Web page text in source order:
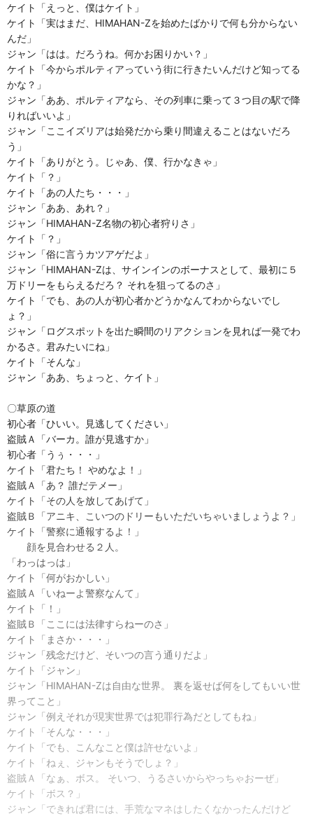
ケイト「えっと、僕はケイト」
ケイト「実はまだ、HIMAHAN-Zを始めたばかりで何も分からない
んだ」
ジャン「はは。だろうね。何かお困りかい？」
ケイト「今からポルティアっていう街に行きたいんだけど知ってる
かな？」
ジャン「ああ、ポルティアなら、その列車に乗って３つ目の駅で降
りればいいよ」
ジャン「ここイズリアは始発だから乗り間違えることはないだろ
う」
ケイト「ありがとう。じゃあ、僕、行かなきゃ」
ケイト「？」
ケイト「あの人たち・・・」
ジャン「ああ、あれ？」
ジャン「HIMAHAN-Z名物の初心者狩りさ」
ケイト「？」
ジャン「俗に言うカツアゲだよ」
ジャン「HIMAHAN-Zは、サインインのボーナスとして、最初に５
万ドリーをもらえるだろ？ それを狙ってるのさ」
ケイト「でも、あの人が初心者かどうかなんてわからないでし
ょ？」
ジャン「ログスポットを出た瞬間のリアクションを見れば一発でわ
かるさ。君みたいにね」
ケイト「そんな」
ジャン「ああ、ちょっと、ケイト」
〇草原の道
初心者「ひいい。見逃してください」
盗賊Ａ「バーカ。誰が見逃すか」
初心者「うぅ・・・」
ケイト「君たち！ やめなよ！」
盗賊Ａ「あ？ 誰だテメー」
ケイト「その人を放してあげて」
盗賊Ｂ「アニキ、こいつのドリーもいただいちゃいましょうよ？」
ケイト「警察に通報するよ！」
顔を見合わせる２人。
「わっはっは」
ケイト「何がおかしい」
盗賊Ａ「いねーよ警察なんて」
ケイト「！」
盗賊Ｂ「ここには法律すらねーのさ」
ケイト「まさか・・・」
ジャン「残念だけど、そいつの言う通りだよ」
ケイト「ジャン」
ジャン「HIMAHAN-Zは自由な世界。 裏を返せば何をしてもいい世
界ってこと」
ジャン「例えそれが現実世界では犯罪行為だとしてもね」
ケイト「そんな・・・」
ケイト「でも、こんなこと僕は許せないよ」
ケイト「ねぇ、ジャンもそうでしょ？」
盗賊Ａ「なぁ、ボス。 そいつ、うるさいからやっちゃおーぜ」
ケイト「ボス？」
ジャン「できれば君には、手荒なマネはしたくなかったんだけど